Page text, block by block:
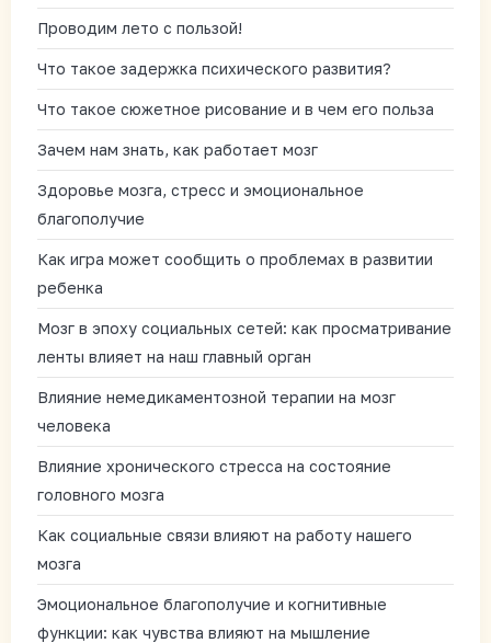
Проводим лето с пользой!
Что такое задержка психического развития?
Что такое сюжетное рисование и в чем его польза
Зачем нам знать, как работает мозг
Здоровье мозга, стресс и эмоциональное
благополучие
Как игра может сообщить о проблемах в развитии
ребенка
Мозг в эпоху социальных сетей: как просматривание
ленты влияет на наш главный орган
Влияние немедикаментозной терапии на мозг
человека
Влияние хронического стресса на состояние
головного мозга
Как социальные связи влияют на работу нашего
мозга
Эмоциональное благополучие и когнитивные
функции: как чувства влияют на мышление